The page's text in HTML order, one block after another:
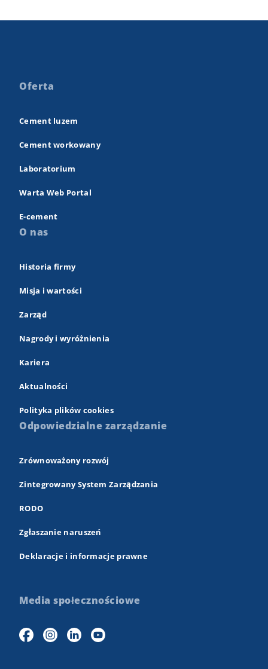
Oferta
Cement luzem
Cement workowany
Laboratorium
Warta Web Portal
E-cement
O nas
Historia firmy
Misja i wartości
Zarząd
Nagrody i wyróżnienia
Kariera
Aktualności
Polityka plików cookies
Odpowiedzialne zarządzanie
Zrównoważony rozwój
Zintegrowany System Zarządzania
RODO
Zgłaszanie naruszeń
Deklaracje i informacje prawne
Media społecznościowe